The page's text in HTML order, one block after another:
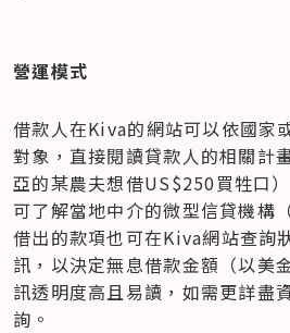
營運模式
借款人在Kiva的網站可以依國家
對象，直接閱讀貸款人的相關計
亞的某農夫想借US$250買牲口
可了解當地中介的微型信貸機
借出的款項也可在Kiva網站查詢
訊，以決定無息借款金額（以美
訊透明度高且易讀，如需更詳盡
詢。